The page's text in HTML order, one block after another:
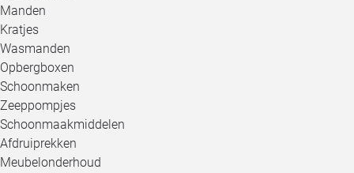
Manden
Kratjes
Wasmanden
Opbergboxen
Schoonmaken
Zeeppompjes
Schoonmaakmiddelen
Afdruiprekken
Meubelonderhoud